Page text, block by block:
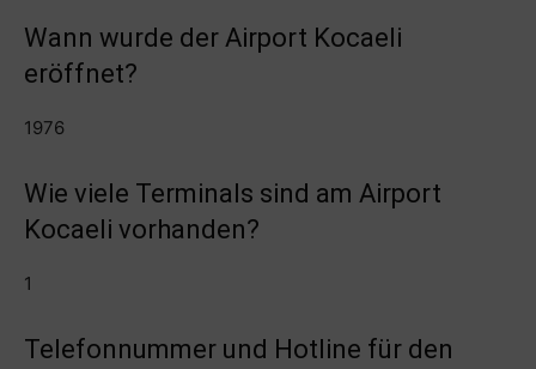
Wann wurde der Airport Kocaeli
eröffnet?
1976
Wie viele Terminals sind am Airport
Kocaeli vorhanden?
1
Telefonnummer und Hotline für den